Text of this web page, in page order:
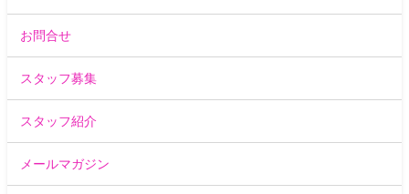
お問合せ
スタッフ募集
スタッフ紹介
メールマガジン